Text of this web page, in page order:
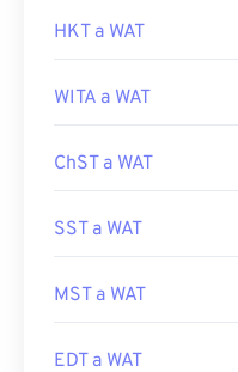
HKT a WAT
WITA a WAT
ChST a WAT
SST a WAT
MST a WAT
EDT a WAT